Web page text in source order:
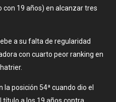
19 años) en alcanzar tres
a su falta de regularidad
con cuarto peor ranking en
posición 54ª cuando dio el